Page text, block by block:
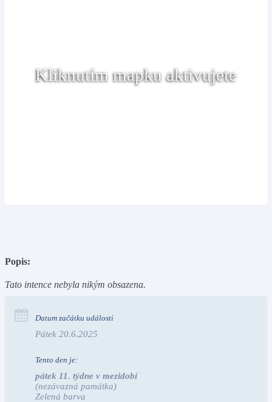
Kliknutím mapku aktivujete
Popis:
Tato intence nebyla nikým obsazena.
Datum začátku události
Pátek 20.6.2025
Tento den je:
pátek 11. týdne v mezidobí
(nezávazná památka)
Zelená barva